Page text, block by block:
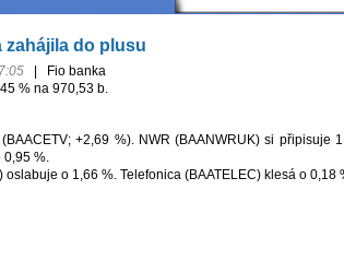
zahájila do plusu
Fio banka
% na 970,53 b.
+2,69 %). NWR (BAANWRUK) si připisuje
%.
oslabuje o 1,66 %. Telefonica (BAATELEC) klesá o 0,18